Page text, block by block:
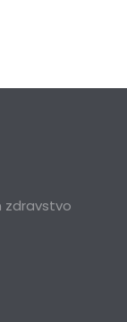
zdravstvo